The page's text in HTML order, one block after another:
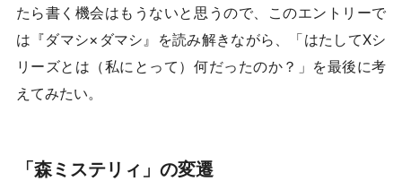
たら書く機会はもうないと思うので、このエントリーで
は『ダマシ×ダマシ』を読み解きながら、「はたしてXシ
リーズとは（私にとって）何だったのか？」を最後に考
えてみたい。
「森ミステリィ」の変遷